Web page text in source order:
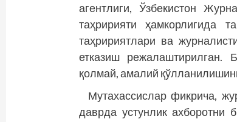
агентлиги, Ўзбекистон
таҳририяти ҳамкорлигида
таҳририятлари ва
етказиш режалаштирилган.
қолмай, амалий
Мутахассислар фикрича,
даврда устунлик ахборотни